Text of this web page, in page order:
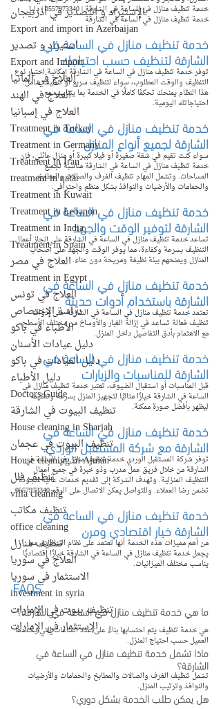
الإستيراد و التصدير في أذربيجان
Export and import in Azerbaijan
استيراد و تصدير
Export and Import
العلاج في ألمانيا
العلاج في الهند
العلاج في إسبانيا
Treatment in Turkey
Treatment in Germany
Treatment in Iran
treatment in qatar
Treatment in Kuwait
Treatment in Lebanon
Treatment in India
Treatment in Spain
العلاج في مصر
Treatment in Egypt
العلاج في تونس
دراسة الإختصاص
الأطباء في باكو
دليل عيادات الأسنان
دليل العيادات في باكو
دليل الأطباء
Doctors Guide
تنظيف البيوت في الشارقة
House cleaning in Sharjah
تنظيف البيوت في عجمان
House cleaning in Ajman
تنظيف فلل
villa cleaning
تنظيف مكاتب
office cleaning
تنظيف منازل
العلاج في سوريا
الاستثمار في سوريا
investment in syria
تنظيف بيوت في الإمارات
الإستثمار في الإمارات
خدمة تنظيف منازل في الساعة في الشارقة | 0557973340 | دليل
خدمة تنظيف منازل في الساعة في الشارقة
خدمة تنظيف منازل في الساعة في
الشارقة لتنظيف حسب احتياجك
توفر خدمة تنظيف منازل في الساعة في الشارقة إمكانية اختيار نوع
التنظيف والوقت المطلوب، سواء لتنظيف سريع أو تنظيف شامل.
هذا النظام يمنحك تحكمًا كاملًا في الخدمة بما يتناسب مع
احتياجاتك اليومية.
خدمة تنظيف منازل في الساعة في
الشارقة لجميع أنواع المنازل
سواء كنت تقيم في شقة صغيرة أو فيلا كبيرة أو منزل عائلي، فإن
خدمة تنظيف منازل في الساعة في الشارقة مناسبة لجميع
المساحات. وتشمل المهام تنظيف الغرف والصالات والمطابخ
والحمامات والأرضيات والنوافذ بشكل منظم واحترافي.
خدمة تنظيف منازل في الساعة في
الشارقة لتوفير الوقت والجهد
تساعد خدمة تنظيف منازل في الساعة في الشارقة على إنجاز أعمال
التنظيف بسرعة وكفاءة، مما يوفر الوقت والجهد على أصحاب
المنازل ويمنحهم بيئة نظيفة ومريحة دون عناء.
خدمة تنظيف منازل في الساعة في
الشارقة باستخدام أدوات حديثة
تعتمد خدمة تنظيف منازل في الساعة في الشارقة على أدوات
تنظيف فعالة تساعد في إزالة الغبار والأوساخ من مختلف الأسطح،
مع الاهتمام بأدق التفاصيل داخل المنزل.
خدمة تنظيف منازل في الساعة في
الشارقة للمناسبات والزيارات
قبل المناسبات أو استقبال الضيوف، تعتبر خدمة تنظيف منازل في
الساعة في الشارقة خيارًا مثاليًا لتجهيز المنزل بسرعة وتنظيمه
ليظهر بأفضل صورة ممكنة.
خدمة تنظيف منازل في الساعة في
الشارقة مع شركة المستقبل الوردي
توفر شركة المستقبل الوردي خدمة تنظيف منازل في الساعة في
الشارقة من خلال فريق عمل مدرب وذو خبرة في جميع أعمال
التنظيف المنزلية. وتهدف الشركة إلى تقديم خدمات عالية الجودة
تضمن رضا العملاء. وللتواصل يمكن الاتصال على الرقم 0557973340.
خدمة تنظيف منازل في الساعة في
الشارقة خيار اقتصادي ومرن
من أهم مميزات هذه الخدمة أنها تعتمد على نظام الساعات، مما
يجعل خدمة تنظيف منازل في الساعة في الشارقة خيارًا اقتصاديًا
يناسب مختلف الميزانيات.
FAQS
ما هي خدمة تنظيف منازل في الساعة في الشارقة؟
هي خدمة تنظيف يتم احتسابها بناءً على عدد الساعات التي يحددها
العميل حسب احتياج المنزل.
ماذا تشمل خدمة تنظيف منازل في الساعة في
الشارقة؟
تشمل تنظيف الغرف والصالات والمطابخ والحمامات والأرضيات
والنوافذ وترتيب المنزل.
هل يمكن طلب الخدمة بشكل دوري؟